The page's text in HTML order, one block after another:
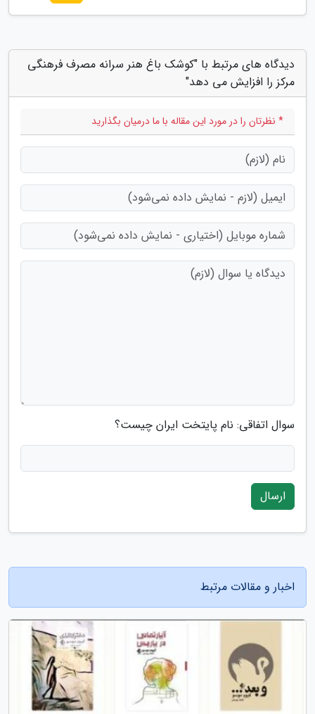
دیدگاه های مرتبط با "کوشک باغ هنر سرانه مصرف فرهنگی
مرکز را افزایش می دهد"
* نظرتان را در مورد این مقاله با ما درمیان بگذارید
سوال اتفاقی: نام پایتخت ایران چیست؟
ارسال
اخبار و مقالات مرتبط